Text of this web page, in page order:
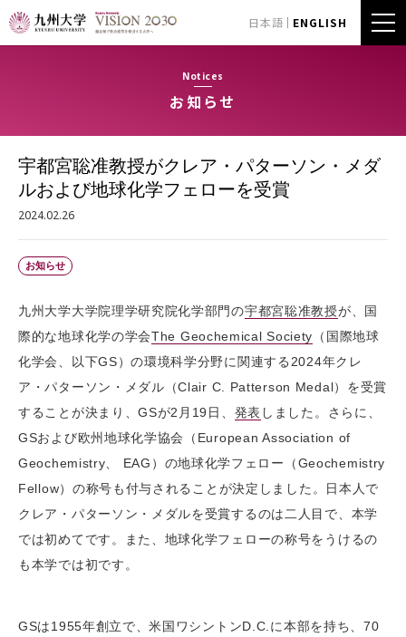
日本語 ENGLISH
Notices
お知らせ
宇都宮聡准教授がクレア・パターソン・メダ
ルおよび地球化学フェローを受賞
2024.02.26
お知らせ
九州大学大学院理学研究院化学部門の宇都宮聡准教授が、国
際的な地球化学の学会The Geochemical Society （国際地球
化学会、以下GS）の環境科学分野に関連する2024年クレ
ア・パターソン・メダル（Clair C. Patterson Medal）を受賞
することが決まり、GSが2月19日、 発表 しました。さらに、
GSおよび欧州地球化学協会（European Association of
Geochemistry、 EAG）の地球化学フェロー（Geochemistry
Fellow）の称号も付与されることが決定しました。日本人で
クレア・パターソン・メダルを受賞するのは二人目で、本学
では初めてです。また、地球化学フェローの称号をうけるの
も本学では初です。
GSは1955年創立で、米国ワシントンD.C.に本部を持ち、70